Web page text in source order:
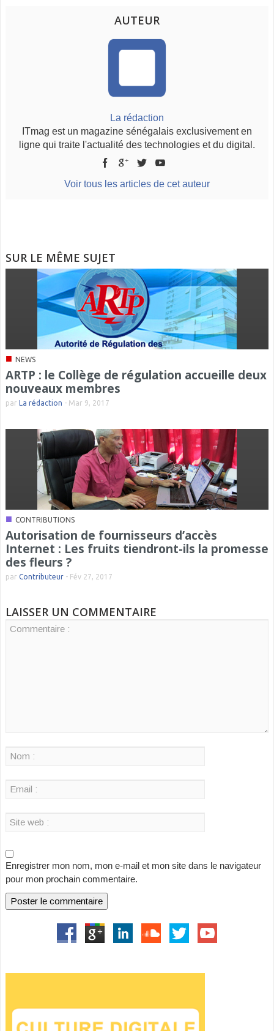
AUTEUR
La rédaction
ITmag est un magazine sénégalais exclusivement en
ligne qui traite l'actualité des technologies et du digital.
Voir tous les articles de cet auteur
SUR LE MÊME SUJET
■ NEWS
ARTP : le Collège de régulation accueille deux
nouveaux membres
par La rédaction - Mar 9, 2017
■ CONTRIBUTIONS
Autorisation de fournisseurs d’accès
Internet : Les fruits tiendront-ils la promesse
des fleurs ?
par Contributeur - Fév 27, 2017
LAISSER UN COMMENTAIRE
Enregistrer mon nom, mon e-mail et mon site dans le navigateur
pour mon prochain commentaire.